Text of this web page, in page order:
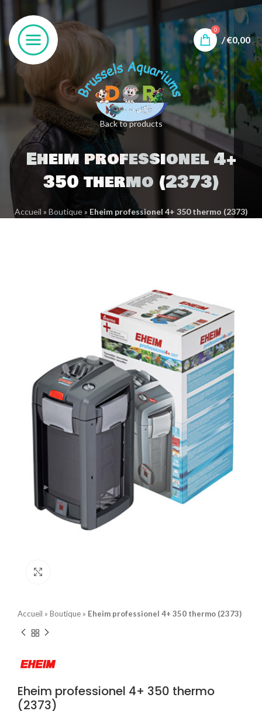
0
/€0,00
Back to products
Eheim professionel 4+
350 thermo (2373)
Accueil » Boutique» Eheim professionel 4+ 350 thermo (2373)
Accueil » Boutique » Eheim professionel 4+ 350 thermo (2373)
Eheim professionel 4+ 350 thermo
(2373)